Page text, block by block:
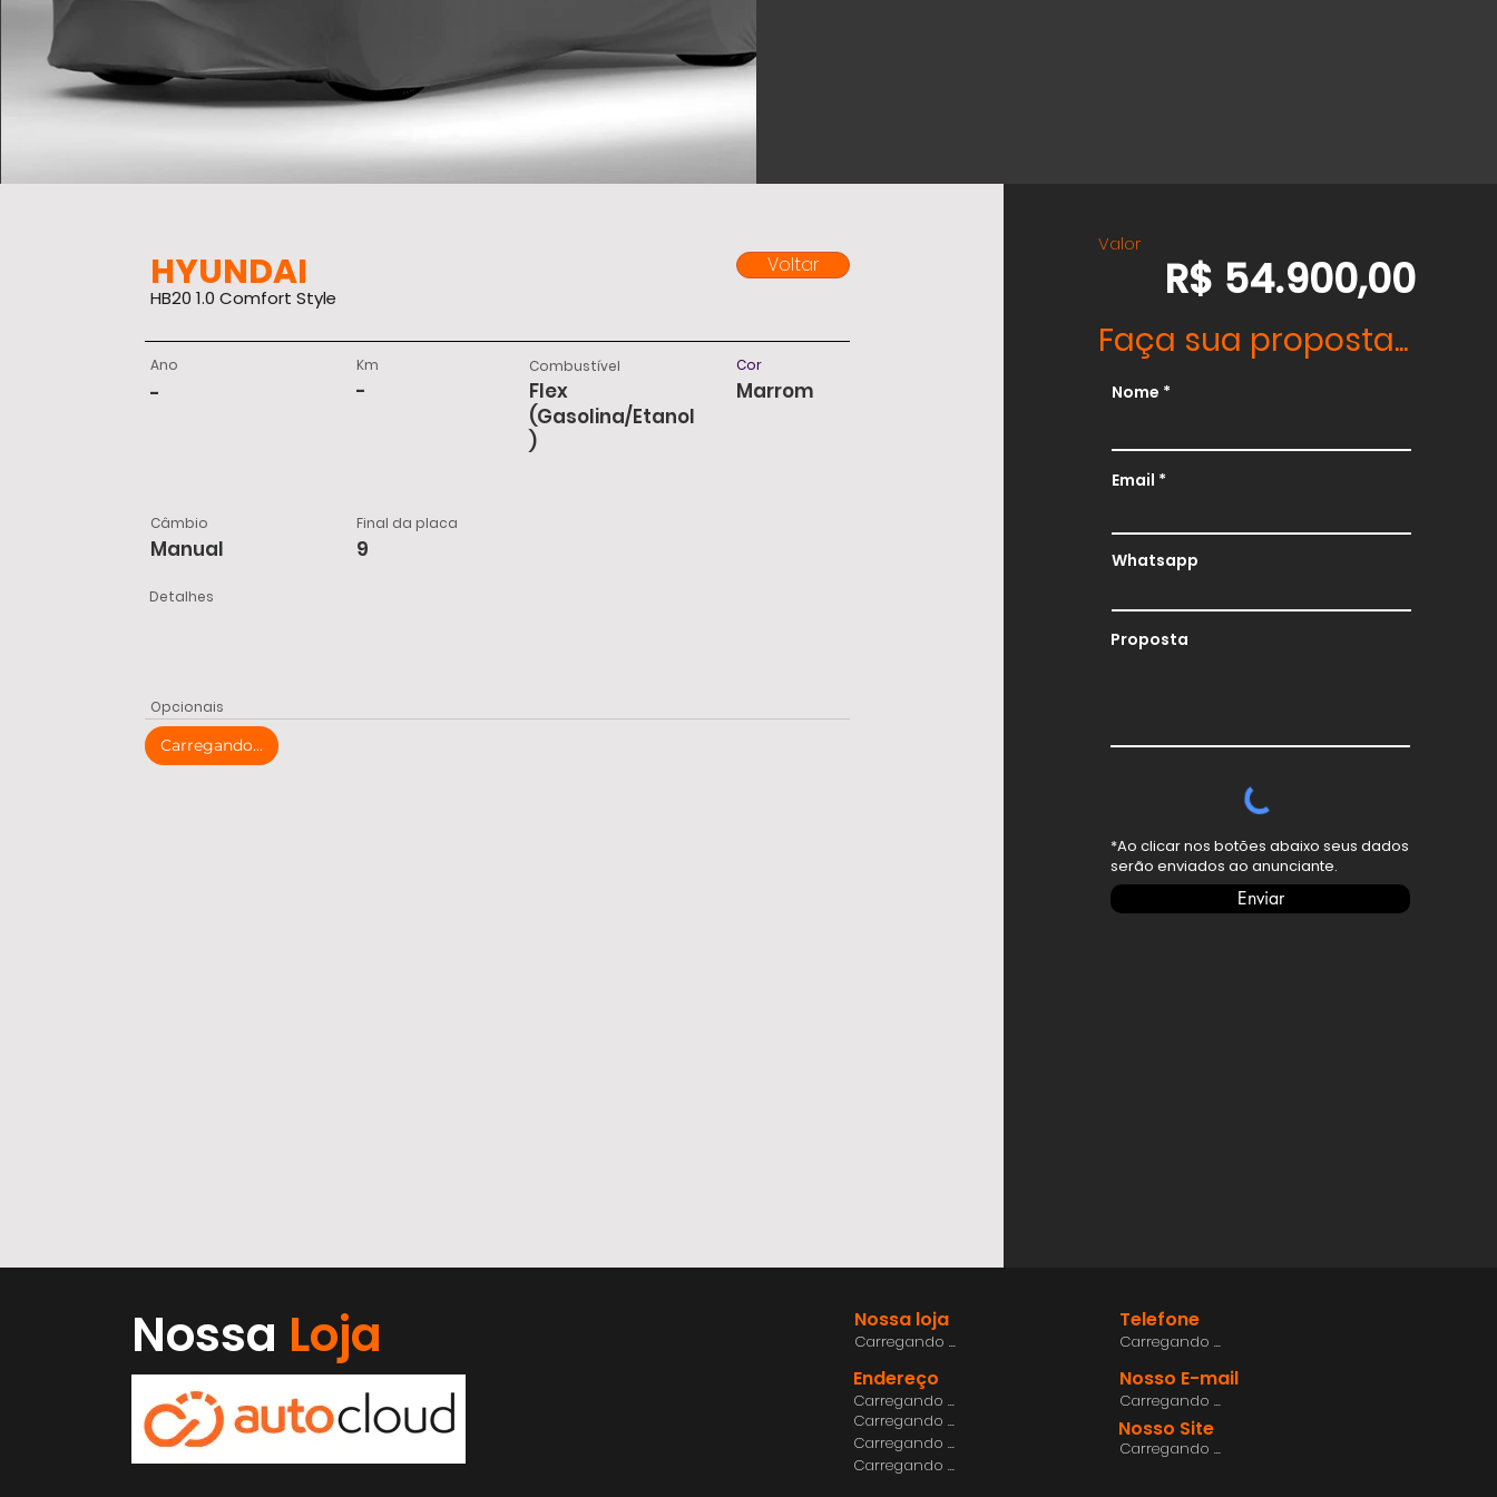
HYUNDAI
HB20 1.0 Comfort Style
Voltar
Ano
-
Km
-
Combustível
Flex
(Gasolina/Etanol
)
Cor
Marrom
Câmbio
Manual
Final da placa
9
Detalhes
Opcionais
Carregando...
Valor
R$ 54.900,00
Faça sua proposta...
Nome
Email
Whatsapp
Proposta
*Ao clicar nos botões abaixo seus dados
serão enviados ao anunciante.
Enviar
Nossa Loja Nossa loja
Carregando ...
Telefone
Carregando ...
Endereço
Carregando ...
Carregando ...
Carregando ...
Carregando ...
Nosso E-mail
Carregando ...
Carregando ...
Nosso Site